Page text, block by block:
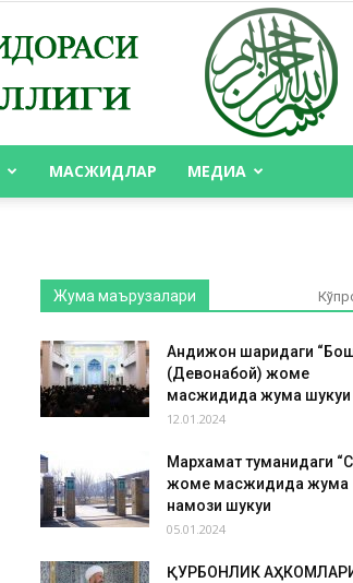
МАСЖИДЛАР МЕДИА
Жума маърузалари
Андижон шаҳридаги
(Девонабой) жоме
масжидида жума шукуҳи
12.01.2024
Мархамат туманидаги
жоме масжидида жума
намози шукуҳи
05.01.2024
ҚУРБОНЛИК